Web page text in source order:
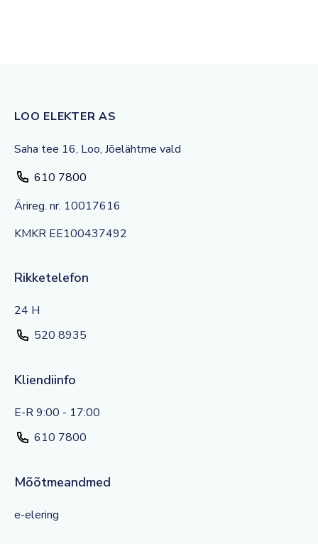
LOO ELEKTER AS
Saha tee 16, Loo, Jõelähtme vald
610 7800
Ärireg. nr. 10017616
KMKR EE100437492
Rikketelefon
24 H
520 8935
Kliendiinfo
E-R 9:00 - 17:00
610 7800
Mõõtmeandmed
e-elering